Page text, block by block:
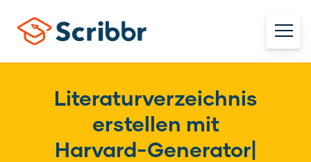
Literaturverzeichnis
erstellen mit
Harvard-Generator|